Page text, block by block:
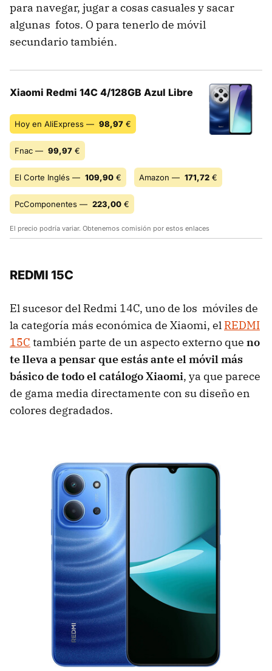
para navegar, jugar a cosas casuales y sacar
algunas fotos. O para tenerlo de móvil
secundario también.
Xiaomi Redmi 14C 4/128GB Azul Libre
Hoy en AliExpress — 98,97 €
Fnac — 99,97 €
El Corte Inglés — 109,90 € Amazon — 171,72 €
PcComponentes — 223,00 €
El precio podría variar. Obtenemos comisión por estos enlaces
REDMI 15C
El sucesor del Redmi 14C, uno de los móviles de
la categoría más económica de Xiaomi, el REDMI
15C también parte de un aspecto externo que no
te lleva a pensar que estás ante el móvil más
básico de todo el catálogo Xiaomi, ya que parece
de gama media directamente con su diseño en
colores degradados.